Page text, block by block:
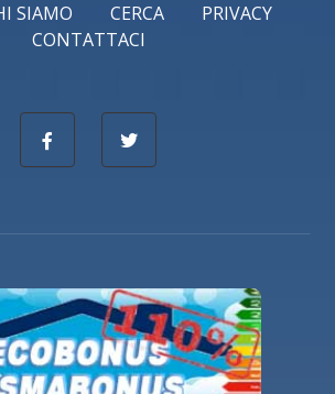
SIAMO CERCA
PRIVACY
CONTATTACI